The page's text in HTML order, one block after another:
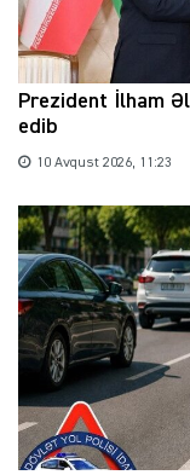
Prezident İlham
edib
10 Avqust 2026, 11:23